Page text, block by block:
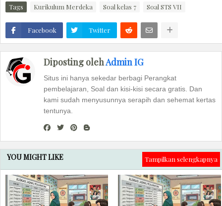
Tags Kurikulum Merdeka Soal kelas 7 Soal STS VII
Facebook Twitter
Diposting olehAdmin IG
Situs ini hanya sekedar berbagi Perangkat
pembelajaran, Soal dan kisi-kisi secara gratis. Dan
kami sudah menyusunnya serapih dan sehemat kertas
tentunya.
YOU MIGHT LIKE Tampilkan selengkapnya